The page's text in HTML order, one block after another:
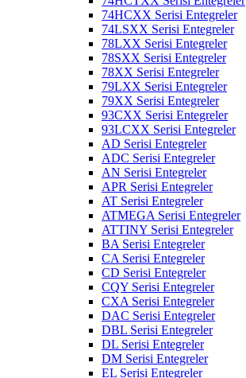
74HCXX Serisi Entegreler
74LSXX Serisi Entegreler
78LXX Serisi Entegreler
78SXX Serisi Entegreler
78XX Serisi Entegreler
79LXX Serisi Entegreler
79XX Serisi Entegreler
93CXX Serisi Entegreler
93LCXX Serisi Entegreler
AD Serisi Entegreler
ADC Serisi Entegreler
AN Serisi Entegreler
APR Serisi Entegreler
AT Serisi Entegreler
ATMEGA Serisi Entegreler
ATTINY Serisi Entegreler
BA Serisi Entegreler
CA Serisi Entegreler
CD Serisi Entegreler
CQY Serisi Entegreler
CXA Serisi Entegreler
DAC Serisi Entegreler
DBL Serisi Entegreler
DL Serisi Entegreler
DM Serisi Entegreler
EL Serisi Entegreler